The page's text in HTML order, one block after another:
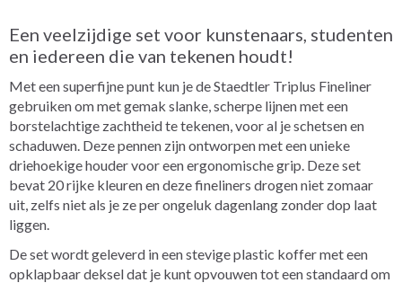
Een veelzijdige set voor kunstenaars, studenten
en iedereen die van tekenen houdt!
Met een superfijne punt kun je de Staedtler Triplus Fineliner
gebruiken om met gemak slanke, scherpe lijnen met een
borstelachtige zachtheid te tekenen, voor al je schetsen en
schaduwen. Deze pennen zijn ontworpen met een unieke
driehoekige houder voor een ergonomische grip. Deze set
bevat 20 rijke kleuren en deze fineliners drogen niet zomaar
uit, zelfs niet als je ze per ongeluk dagenlang zonder dop laat
liggen.
De set wordt geleverd in een stevige plastic koffer met een
opklapbaar deksel dat je kunt opvouwen tot een standaard om